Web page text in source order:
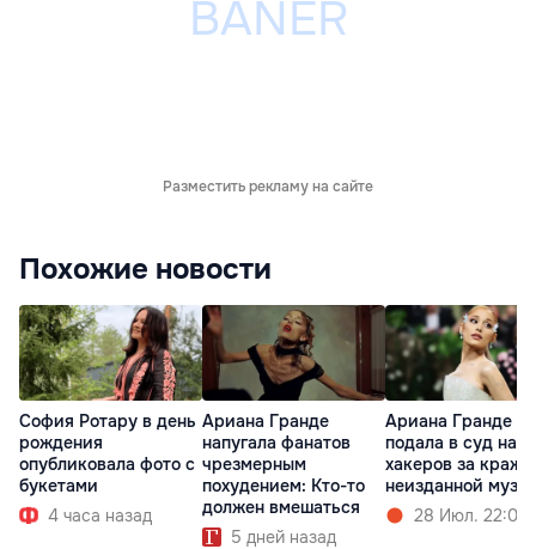
Разместить рекламу на сайте
Похожие новости
София Ротару в день
рождения
опубликовала фото с
букетами
4 часа назад
Ариана Гранде
напугала фанатов
чрезмерным
похудением: Кто-то
должен вмешаться
5 дней назад
Ариана Гранде
подала в суд на
хакеров за кражу
неизданной
28 Июл. 22:02